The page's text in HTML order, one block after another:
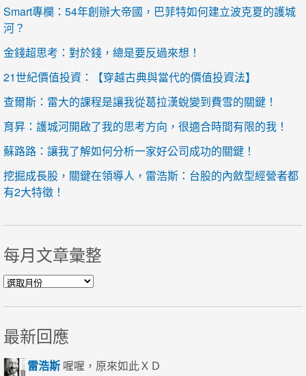
Smart專欄：54年創辦大帝國，巴菲特如何建立波克夏的護城
河？
金錢超思考：對於錢，總是要反過來想！
21世紀價值投資：【穿越古典與當代的價值投資法】
查爾斯：雷大的課程是讓我從葛拉漢蛻變到費雪的關鍵！
育昇：護城河開啟了我的思考方向，很適合時間有限的我！
蘇路路：讓我了解如何分析一家好公司成功的關鍵！
挖掘成長股，關鍵在領導人，雷浩斯：台股的內斂型經營者都
有2大特徵！
每月文章彙整
每月文章彙整
最新回應
雷浩斯 喔喔，原來如此ＸＤ